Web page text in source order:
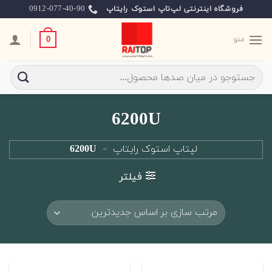
to
content
فروشگاه اینترنتی لپ‌تاپ استوک رایتاپ 0912-077-40-90
منو 0
جستجو
برای:
6200U
لپتاپ استوک رایتاپ »
6200U
فیلتر